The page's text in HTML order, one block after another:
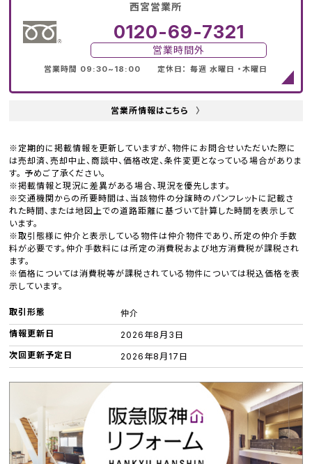
西宮営業所
0120-69-7321
営業時間外
営業時間 09:30~18:00 定休日： 毎週 水曜日 ・木曜日
営業所情報はこちら 〉
※定期的に掲載情報を更新していますが、物件にお問合せいただいた際に
は売却済、売却中止、商談中、価格改定、条件変更となっている場合がありま
す。 予めご了承ください。
※掲載情報と現況に差異がある場合、現況を優先します。
※交通機関からの所要時間は、当該物件の分譲時のパンフレットに記載さ
れた時間、または地図上での道路距離に基づいて計算した時間を表示して
います。
※取引態様に仲介と表示している物件は仲介物件であり、所定の仲介手数
料が必要です。仲介手数料には所定の消費税および地方消費税が課税され
ます。
※価格については消費税等が課税されている物件については税込価格を表
示しています。
取引形態
仲介
情報更新日
2026年8月3日
次回更新予定日
2026年8月17日